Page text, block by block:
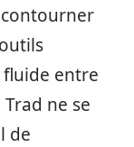
entre
ne se
de